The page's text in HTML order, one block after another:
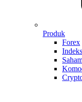
Produk
Forex
Indeks